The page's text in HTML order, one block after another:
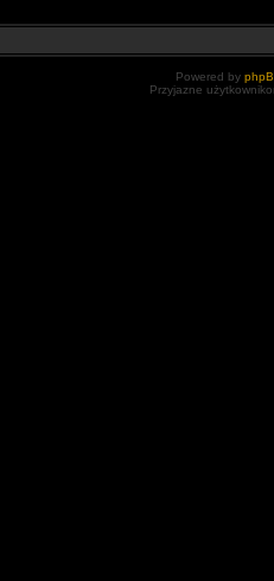
Powered by
Przyjazne